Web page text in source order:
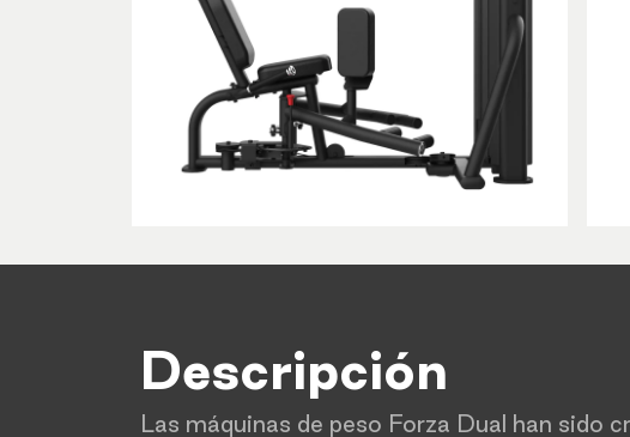
Descripción
Las máquinas de peso Forza Dual han sido